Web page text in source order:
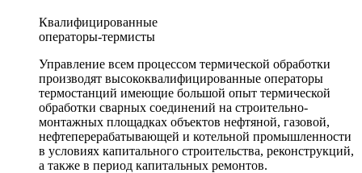
Квалифицированные
операторы-термисты
Управление всем процессом термической обработки
производят высококвалифицированные операторы
термостанций имеющие большой опыт термической
обработки сварных соединений на строительно-
монтажных площадках объектов нефтяной, газовой,
нефтеперерабатывающей и котельной промышленности
в условиях капитального строительства, реконструкций,
а также в период капитальных ремонтов.